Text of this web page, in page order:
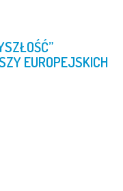
EUROPEJSKICH